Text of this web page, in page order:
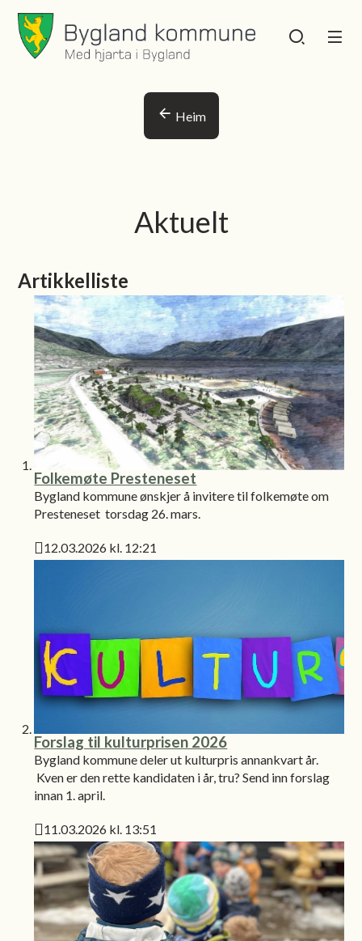
Bygland kommune
Heim
Aktuelt
Artikkelliste
Folkemøte Presteneset
Bygland kommune ønskjer å invitere til folkemøte om
Presteneset torsdag 26. mars.
Publisert
12.03.2026 kl. 12:21
Forslag til kulturprisen 2026
Bygland kommune deler ut kulturpris annankvart år.
Kven er den rette kandidaten i år, tru? Send inn forslag
innan 1. april.
Publisert
11.03.2026 kl. 13:51